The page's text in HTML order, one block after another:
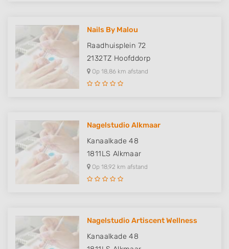
Nails By Malou
Raadhuisplein 72
2132TZ Hoofddorp
Op 18,86 km afstand
Nagelstudio Alkmaar
Kanaalkade 48
1811LS Alkmaar
Op 18,92 km afstand
Nagelstudio Artiscent Wellness
Kanaalkade 48